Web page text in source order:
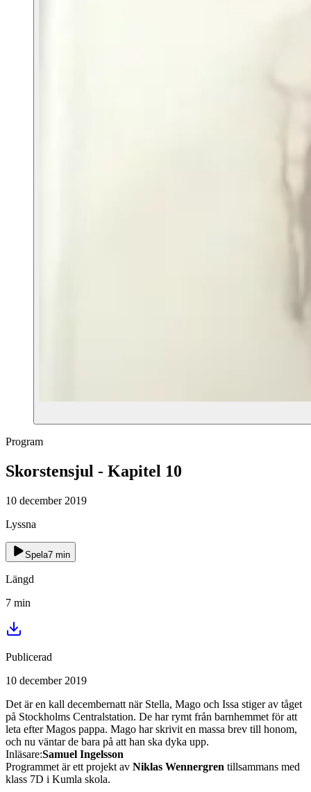
Program
Skorstensjul - Kapitel 10
10 december 2019
Lyssna
Spela7 min
Längd
7 min
Publicerad
10 december 2019
Det är en kall decembernatt när Stella, Mago och Issa stiger av tåget
på Stockholms Centralstation. De har rymt från barnhemmet för att
leta efter Magos pappa. Mago har skrivit en massa brev till honom,
och nu väntar de bara på att han ska dyka upp.
Inläsare:Samuel Ingelsson
Programmet är ett projekt av Niklas Wennergren tillsammans med
klass 7D i Kumla skola.